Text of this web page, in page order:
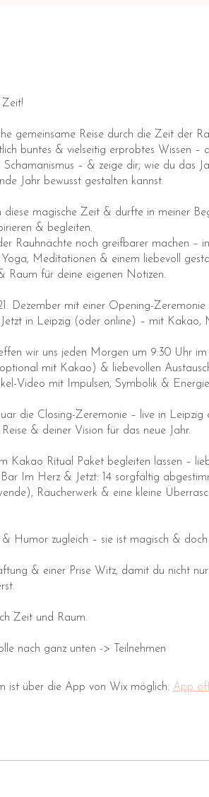
Zeit!
gemeinsame Reise durch die Zeit der
buntes & vielseitig erprobtes Wissen –
– & zeige dir, wie du das
Jahr bewusst gestalten kannst.
diese magische Zeit & durfte in meiner
& begleiten.
Rauhnächte noch greifbarer machen –
Meditationen & einem liebevoll
Raum für deine eigenen Notizen.
Dezember mit einer Opening-Zeremonie
in Leipzig (oder online) – mit Kakao,
wir uns jeden Morgen um 9:30 Uhr
mit Kakao) & liebevollen
Video mit Impulsen, Symbolik &
die Closing-Zeremonie – live in Leipzig
& deiner Vision für das neue Jahr.
Kakao Ritual Paket begleiten lassen –
Im Herz & Jetzt: 14 sorgfältig
Räucherwerk & eine kleine
& Humor zugleich – sie ist magisch & doch
& einer Prise Witz, damit du nicht
Zeit und Raum.
nach ganz unten -> Teilnehmen
ist über die App von Wix möglich. App